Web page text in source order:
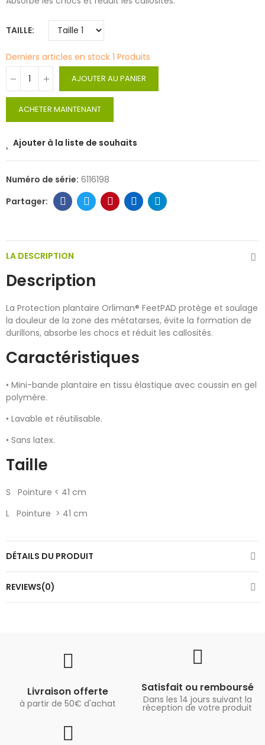
TAILLE
Derniers articles en stock 1 Produits
AJOUTER AU PANIER
ACHETER MAINTENANT
Ajouter à la liste de souhaits
Numéro de série: 6116198
LA DESCRIPTION
Description
La Protection plantaire Orliman® FeetPAD protège et soulage
la douleur de la zone des métatarses, évite la formation de
durillons, absorbe les chocs et réduit les callosités.
Caractéristiques
• Mini-bande plantaire en tissu élastique avec coussin en gel
polymère.
• Lavable et réutilisable.
• Sans latex.
Taille
S Pointure < 41 cm
L Pointure > 41 cm
DÉTAILS DU PRODUIT
REVIEWS(0)
Livraison offerte
à partir de 50€ d'achat
Satisfait ou remboursé
Dans les 14 jours suivant la
réception de votre produit